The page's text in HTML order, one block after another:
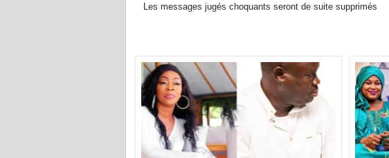
Les messages jugés choquants seront de suite supprimés